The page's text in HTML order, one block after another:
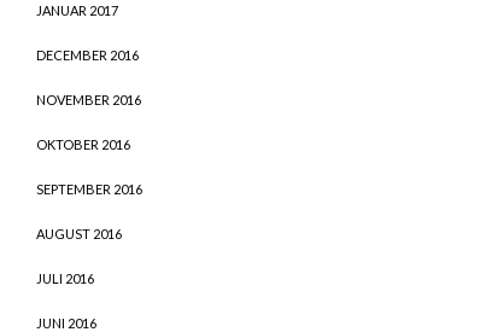
JANUAR 2017
DECEMBER 2016
NOVEMBER 2016
OKTOBER 2016
SEPTEMBER 2016
AUGUST 2016
JULI 2016
JUNI 2016